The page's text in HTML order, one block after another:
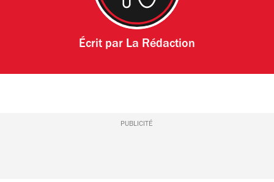
Écrit par La Rédaction
PUBLICITÉ